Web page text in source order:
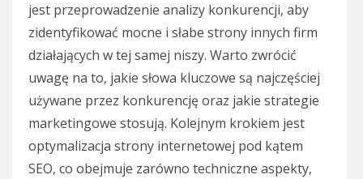
jest przeprowadzenie analizy konkurencji, aby
zidentyfikować mocne i słabe strony innych firm
działających w tej samej niszy. Warto zwrócić
uwagę na to, jakie słowa kluczowe są najczęściej
używane przez konkurencję oraz jakie strategie
marketingowe stosują. Kolejnym krokiem jest
optymalizacja strony internetowej pod kątem
SEO, co obejmuje zarówno techniczne aspekty,